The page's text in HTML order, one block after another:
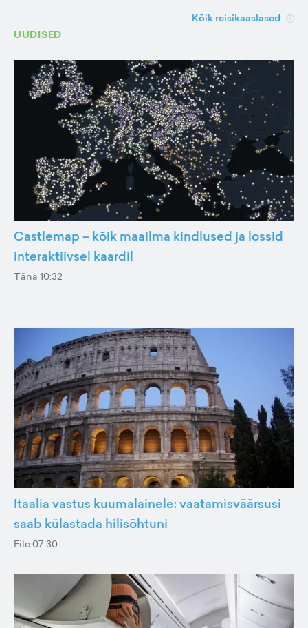
Kõik reisikaaslased
UUDISED
Castlemap – kõik maailma kindlused ja lossid
interaktiivsel kaardil
Täna 10:32
Itaalia vastus kuumalainele: vaatamisväärsusi
saab külastada hilisõhtuni
Eile 07:30